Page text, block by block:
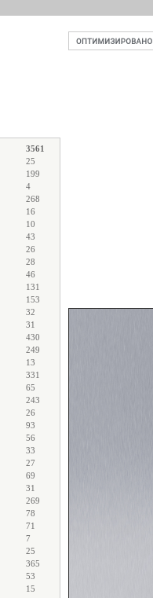
3561
25
199
4
268
16
10
43
26
28
46
131
153
32
31
430
249
13
331
65
243
26
93
56
33
27
69
31
269
78
71
7
25
365
53
15